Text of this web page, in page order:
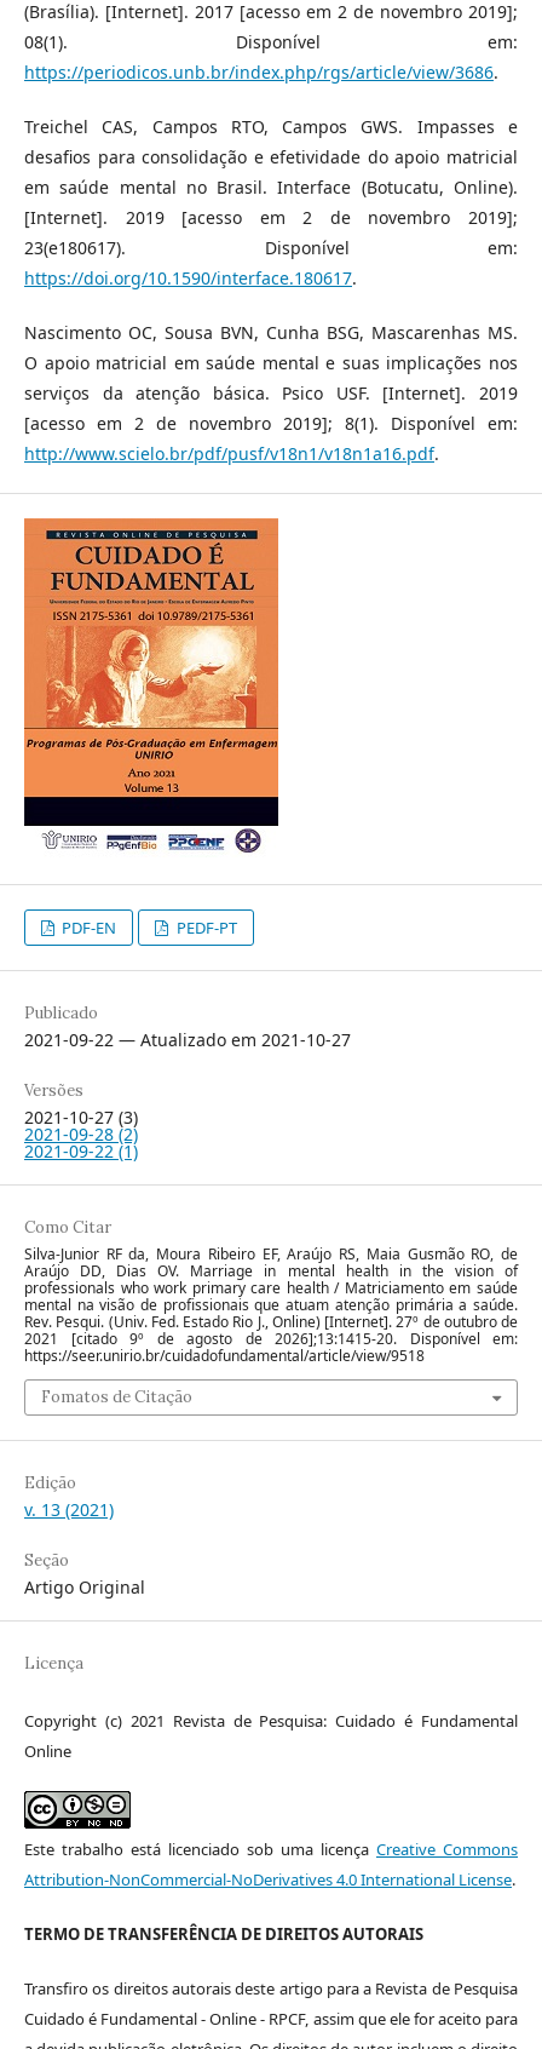
(Brasília). [Internet]. 2017 [acesso em 2 de novembro 2019];
08(1). Disponível em:
https://periodicos.unb.br/index.php/rgs/article/view/3686.
Treichel CAS, Campos RTO, Campos GWS. Impasses e
desafios para consolidação e efetividade do apoio matricial
em saúde mental no Brasil. Interface (Botucatu, Online).
[Internet]. 2019 [acesso em 2 de novembro 2019];
23(e180617). Disponível em:
https://doi.org/10.1590/interface.180617.
Nascimento OC, Sousa BVN, Cunha BSG, Mascarenhas MS.
O apoio matricial em saúde mental e suas implicações nos
serviços da atenção básica. Psico USF. [Internet]. 2019
[acesso em 2 de novembro 2019]; 8(1). Disponível em:
http://www.scielo.br/pdf/pusf/v18n1/v18n1a16.pdf.
PDF-EN PEDF-PT
Publicado
2021-09-22 — Atualizado em 2021-10-27
Versões
2021-10-27 (3)
2021-09-28 (2)
2021-09-22 (1)
Como Citar
Silva-Junior RF da, Moura Ribeiro EF, Araújo RS, Maia Gusmão RO, de
Araújo DD, Dias OV. Marriage in mental health in the vision of
professionals who work primary care health / Matriciamento em saúde
mental na visão de profissionais que atuam atenção primária a saúde.
Rev. Pesqui. (Univ. Fed. Estado Rio J., Online) [Internet]. 27º de outubro de
2021 [citado 9º de agosto de 2026];13:1415-20. Disponível em:
https://seer.unirio.br/cuidadofundamental/article/view/9518
Fomatos de Citação
Edição
v. 13 (2021)
Seção
Artigo Original
Licença
Copyright (c) 2021 Revista de Pesquisa: Cuidado é Fundamental
Online
Este trabalho está licenciado sob uma licença Creative Commons
Attribution-NonCommercial-NoDerivatives 4.0 International License.
TERMO DE TRANSFERÊNCIA DE DIREITOS AUTORAIS
Transfiro os direitos autorais deste artigo para a Revista de Pesquisa
Cuidado é Fundamental - Online - RPCF, assim que ele for aceito para